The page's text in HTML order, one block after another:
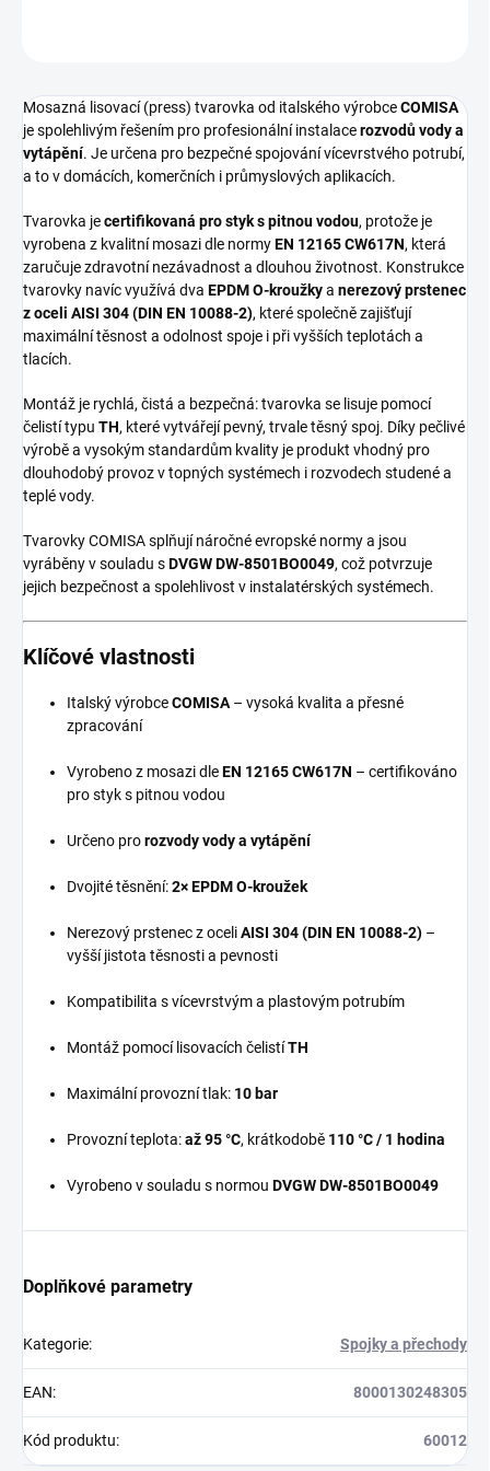
Mosazná lisovací (press) tvarovka od italského výrobceCOMISA
je spolehlivým řešením pro profesionální instalacerozvodů vody a
vytápění. Je určena pro bezpečné spojování vícevrstvého potrubí,
a to v domácích, komerčních i průmyslových aplikacích.
Tvarovka jecertifikovaná pro styk s pitnou vodou, protože je
vyrobena z kvalitní mosazi dle normyEN 12165 CW617N, která
zaručuje zdravotní nezávadnost a dlouhou životnost. Konstrukce
tvarovky navíc využívá dva EPDM O-kroužkya nerezový prstenec
z oceli AISI 304 (DIN EN 10088-2), které společně zajišťují
maximální těsnost a odolnost spoje i při vyšších teplotách a
tlacích.
Montáž je rychlá, čistá a bezpečná: tvarovka se lisuje pomocí
čelistí typu TH, které vytvářejí pevný, trvale těsný spoj. Díky pečlivé
výrobě a vysokým standardům kvality je produkt vhodný pro
dlouhodobý provoz v topných systémech i rozvodech studené a
teplé vody.
Tvarovky COMISA splňují náročné evropské normy a jsou
vyráběny v souladu sDVGW DW-8501BO0049, což potvrzuje
jejich bezpečnost a spolehlivost v instalatérských systémech.
Klíčové vlastnosti
Italský výrobceCOMISA– vysoká kvalita a přesné
zpracování
Vyrobeno z mosazi dleEN 12165 CW617N – certifikováno
pro styk s pitnou vodou
Určeno prorozvody vody a vytápění
Dvojité těsnění:2× EPDM O-kroužek
Nerezový prstenec z oceliAISI 304 (DIN EN 10088-2) –
vyšší jistota těsnosti a pevnosti
Kompatibilita s vícevrstvým a plastovým potrubím
Montáž pomocí lisovacích čelistíTH
Maximální provozní tlak: 10 bar
Provozní teplota:až 95 °C, krátkodobě 110 °C / 1 hodina
Vyrobeno v souladu s normou DVGW DW-8501BO0049
Doplňkové parametry
Kategorie: Spojky a přechody
EAN: 8000130248305
Kód produktu: 60012